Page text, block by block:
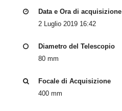
Data e Ora di acquisizione
2 Luglio 2019 16:42
Diametro del Telescopio
80 mm
Focale di Acquisizione
400 mm